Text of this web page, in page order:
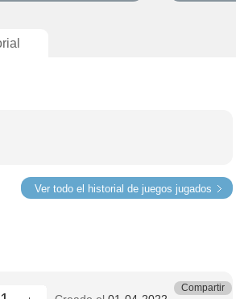
Ver todo el historial de juegos jugados
Compartir